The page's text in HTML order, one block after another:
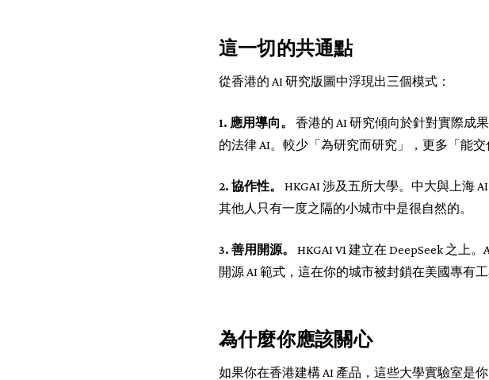
這一切的共通點
從香港的 AI 研究版圖中浮現出三個模式：
1. 應用導向。
香港的 AI 研究傾向於針對實際成
的法律 AI。較少「為研究而研究」，更多「能交
2. 協作性。
HKGAI 涉及五所大學。中大與上海
其他人只有一度之隔的小城市中是很自然的。
3. 善用開源。
HKGAI V1 建立在 DeepSeek 之上
開源 AI 範式，這在你的城市被封鎖在美國專有
為什麼你應該關心
如果你在香港建構 AI 產品，這些大學實驗室是